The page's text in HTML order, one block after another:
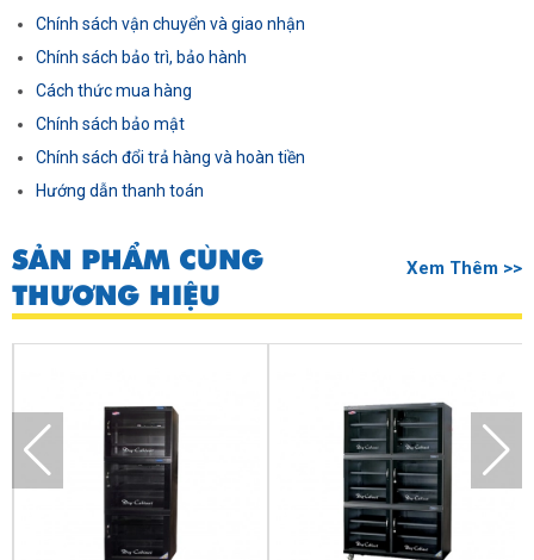
Chính sách vận chuyển và giao nhận
Chính sách bảo trì, bảo hành
Cách thức mua hàng
Chính sách bảo mật
Chính sách đổi trả hàng và hoàn tiền
Hướng dẫn thanh toán
SẢN PHẨM CÙNG
THƯƠNG HIỆU
Xem Thêm >>